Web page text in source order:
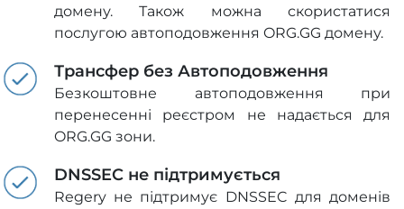
домену. Також можна скористатися
послугою автоподовження ORG.GG домену.
Трансфер без Автоподовження
Безкоштовне автоподовження при
перенесенні реєстром не надається для
ORG.GG зони.
DNSSEC не підтримується
Regery не підтримує DNSSEC для доменів